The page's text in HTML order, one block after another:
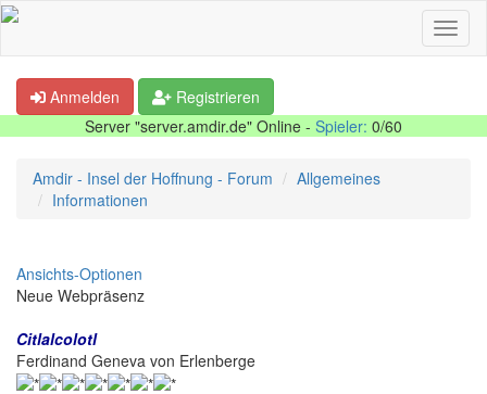
Anmelden
Registrieren
Server "server.amdir.de" Online - Spieler: 0/60
Amdir - Insel der Hoffnung - Forum
Allgemeines
Informationen
Ansichts-Optionen
Neue Webpräsenz
Citlalcolotl
Ferdinand Geneva von Erlenberge